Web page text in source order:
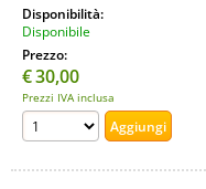
Disponibilità:
Disponibile
Prezzo:
€30,00
Prezzi IVA inclusa